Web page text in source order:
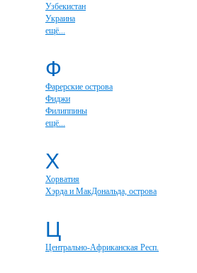
Узбекистан
Украина
ещё...
Ф
Фарерские острова
Фиджи
Филиппины
ещё...
Х
Хорватия
Хэрда и МакДональда, острова
Ц
Центрально-Африканская Респ.